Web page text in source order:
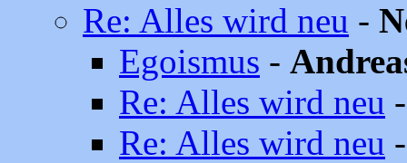
Re: Alles wird neu -
Egoismus -
Re: Alles wird neu
Re: Alles wird neu